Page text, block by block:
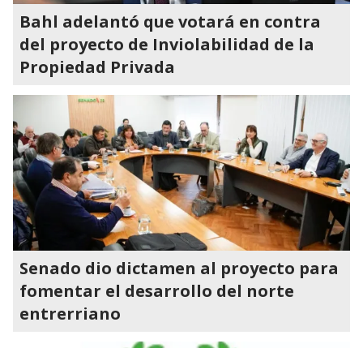
Bahl adelantó que votará en contra
del proyecto de Inviolabilidad de la
Propiedad Privada
Senado dio dictamen al proyecto para
fomentar el desarrollo del norte
entrerriano